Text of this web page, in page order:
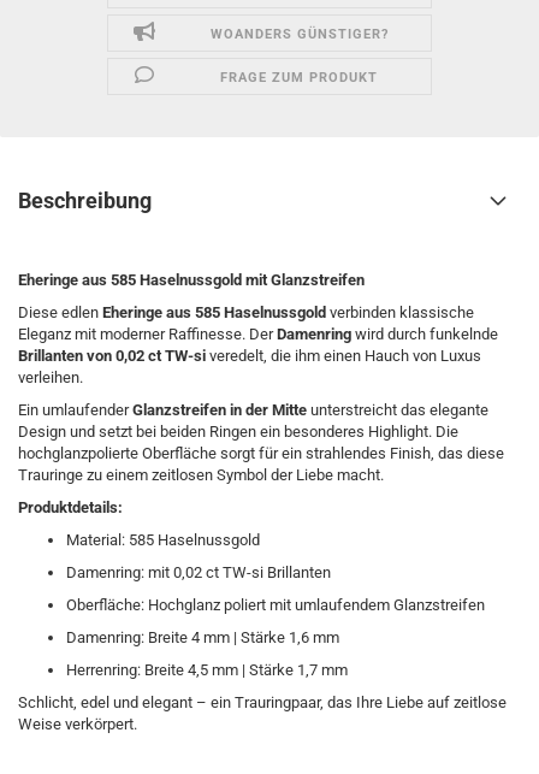
WOANDERS GÜNSTIGER?
FRAGE ZUM PRODUKT
Beschreibung
Eheringe aus 585 Haselnussgold mit Glanzstreifen
Diese edlen Eheringe aus 585 Haselnussgold verbinden klassische
Eleganz mit moderner Raffinesse. DerDamenring wird durch funkelnde
Brillanten von 0,02 ct TW-si veredelt, die ihm einen Hauch von Luxus
verleihen.
Ein umlaufenderGlanzstreifen in der Mitte unterstreicht das elegante
Design und setzt bei beiden Ringen ein besonderes Highlight. Die
hochglanzpolierte Oberfläche sorgt für ein strahlendes Finish, das diese
Trauringe zu einem zeitlosen Symbol der Liebe macht.
Produktdetails:
Material: 585 Haselnussgold
Damenring: mit 0,02 ct TW-si Brillanten
Oberfläche: Hochglanz poliert mit umlaufendem Glanzstreifen
Damenring: Breite 4 mm | Stärke 1,6 mm
Herrenring: Breite 4,5 mm | Stärke 1,7 mm
Schlicht, edel und elegant – ein Trauringpaar, das Ihre Liebe auf zeitlose
Weise verkörpert.